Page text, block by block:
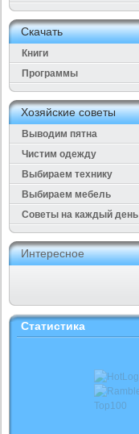
Cкачать
Книги
Программы
Хозяйские советы
Выводим пятна
Чистим одежду
Выбираем технику
Выбираем мебель
Cоветы на каждый день
Интересное
Статистика